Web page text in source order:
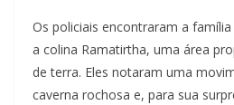
Os policiais encontraram a
a colina Ramatirtha, uma área
de terra. Eles notaram uma
caverna rochosa e, para sua